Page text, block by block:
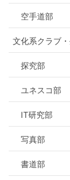
空手道部
文化系クラブ
探究部
ユネスコ部
IT研究部
写真部
書道部